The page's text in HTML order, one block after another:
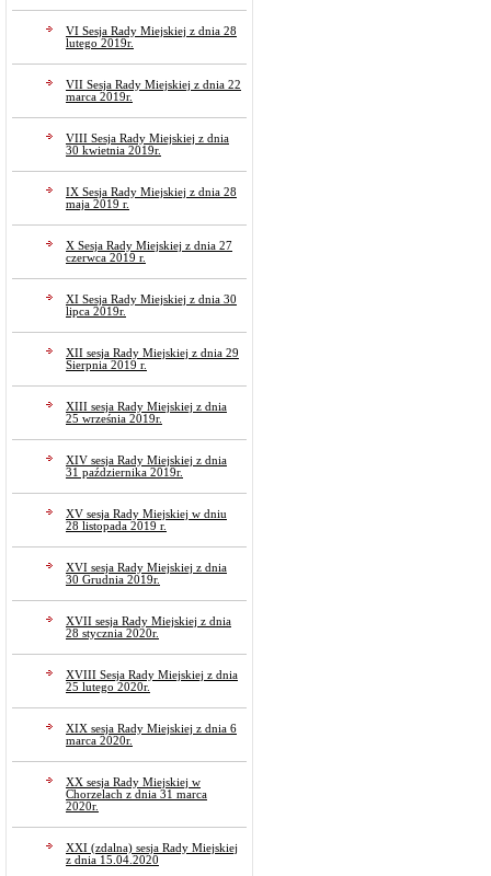
VI Sesja Rady Miejskiej z dnia 28
lutego 2019r.
VII Sesja Rady Miejskiej z dnia 22
marca 2019r.
VIII Sesja Rady Miejskiej z dnia
30 kwietnia 2019r.
IX Sesja Rady Miejskiej z dnia 28
maja 2019 r.
X Sesja Rady Miejskiej z dnia 27
czerwca 2019 r.
XI Sesja Rady Miejskiej z dnia 30
lipca 2019r.
XII sesja Rady Miejskiej z dnia 29
Sierpnia 2019 r.
XIII sesja Rady Miejskiej z dnia
25 września 2019r.
XIV sesja Rady Miejskiej z dnia
31 października 2019r.
XV sesja Rady Miejskiej w dniu
28 listopada 2019 r.
XVI sesja Rady Miejskiej z dnia
30 Grudnia 2019r.
XVII sesja Rady Miejskiej z dnia
28 stycznia 2020r.
XVIII Sesja Rady Miejskiej z dnia
25 lutego 2020r.
XIX sesja Rady Miejskiej z dnia 6
marca 2020r.
XX sesja Rady Miejskiej w
Chorzelach z dnia 31 marca
2020r.
XXI (zdalna) sesja Rady Miejskiej
z dnia 15.04.2020